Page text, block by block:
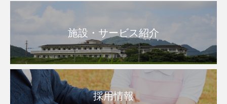
施設・サービス紹介
採用情報